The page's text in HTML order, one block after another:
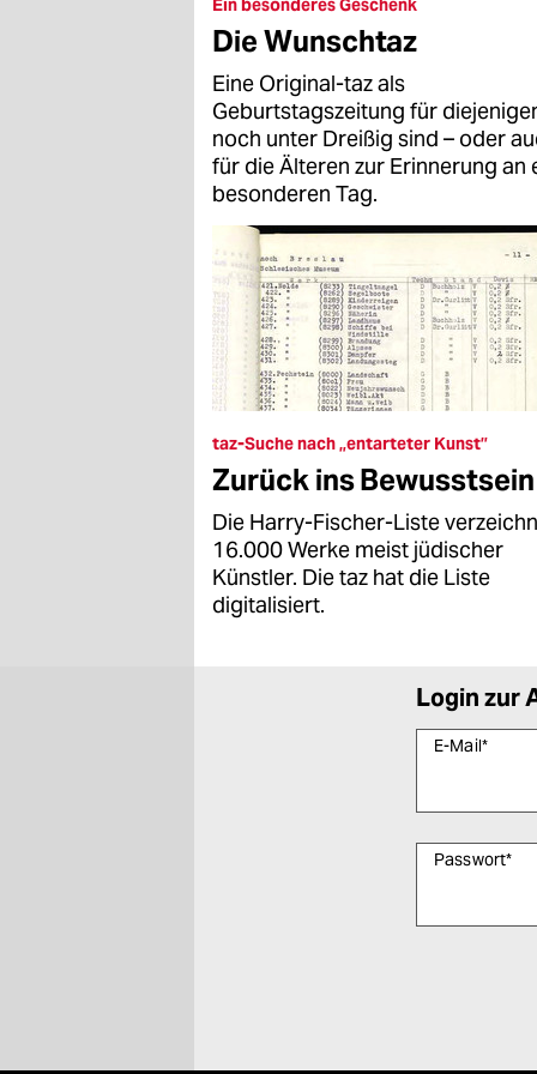
epaper login
Ein besonderes Geschenk
Die Wunschtaz
Eine Original-taz als
Geburtstagszeitung für
noch unter Dreißig sind – oder
für die Älteren zur Erinnerung an
besonderen Tag.
taz-Suche nach „entarteter Kunst”
Zurück ins Bewusstsein
Die Harry-Fischer-Liste
16.000 Werke meist jüdischer
Künstler. Die taz hat die Liste
digitalisiert.
Login zur
E-Mail*
Passwort*